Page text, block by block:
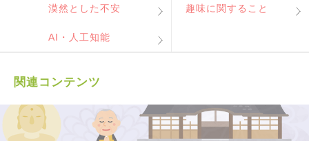
漠然とした不安 趣味に関すること
AI・人工知能
関連コンテンツ